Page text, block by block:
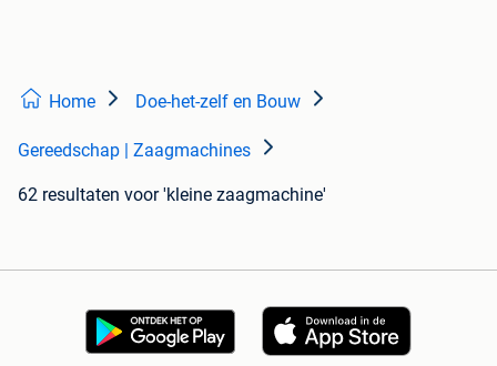
Home Doe-het-zelf en Bouw
Gereedschap | Zaagmachines
62 resultaten voor 'kleine zaagmachine'